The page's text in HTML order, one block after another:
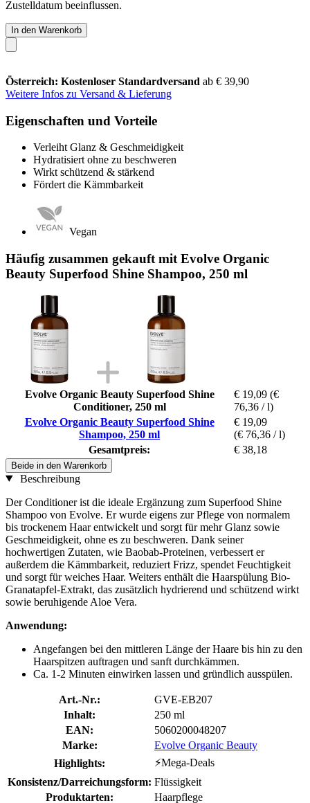
Zustelldatum beeinflussen.
In den Warenkorb
Österreich: Kostenloser Standardversand ab € 39,90
Weitere Infos zu Versand & Lieferung
Eigenschaften und Vorteile
Verleiht Glanz & Geschmeidigkeit
Hydratisiert ohne zu beschweren
Wirkt schützend & stärkend
Fördert die Kämmbarkeit
Vegan
Häufig zusammen gekauft mit Evolve Organic
Beauty Superfood Shine Shampoo, 250 ml
Evolve Organic Beauty Superfood Shine
Conditioner, 250 ml
€ 19,09 (€
76,36 / l)
Evolve Organic Beauty Superfood Shine
Shampoo, 250 ml
€ 19,09
(€ 76,36 / l)
Gesamtpreis:
€ 38,18
Beide in den Warenkorb
Beschreibung
Der Conditioner ist die ideale Ergänzung zum Superfood Shine
Shampoo von Evolve. Er wurde eigens zur Pflege von normalem
bis trockenem Haar entwickelt und sorgt für mehr Glanz sowie
Geschmeidigkeit, ohne es zu beschweren. Dank seiner
hochwertigen Zutaten, wie Baobab-Proteinen, verbessert er
außerdem die Kämmbarkeit, reduziert Frizz, spendet Feuchtigkeit
und sorgt für weiches Haar. Weiters enthält die Haarspülung Bio-
Granatapfel-Extrakt, das zusätzlich hydrierend und schützend wirkt
sowie beruhigende Aloe Vera.
Anwendung:
Angefangen bei den mittleren Länge der Haare bis hin zu den
Haarspitzen auftragen und sanft durchkämmen.
Ca. 1-2 Minuten einwirken lassen und gründlich ausspülen.
Art.-Nr.:
GVE-EB207
Inhalt:
250 ml
EAN:
5060200048207
Marke:
Evolve Organic Beauty
Highlights:
⚡Mega-Deals
Konsistenz/Darreichungsform: Flüssigkeit
Produktarten:
Haarpflege